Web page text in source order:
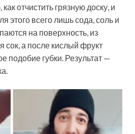
отчистить грязную доску, и
этого всего лишь сода, соль и
на поверхность, из
сок, а после кислый фрукт
подобие губки. Результат —